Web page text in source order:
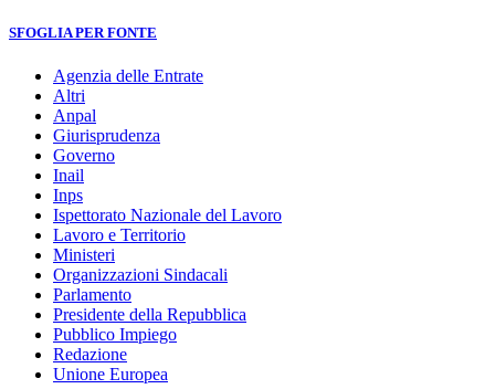
SFOGLIA PER FONTE
Agenzia delle Entrate
Altri
Anpal
Giurisprudenza
Governo
Inail
Inps
Ispettorato Nazionale del Lavoro
Lavoro e Territorio
Ministeri
Organizzazioni Sindacali
Parlamento
Presidente della Repubblica
Pubblico Impiego
Redazione
Unione Europea